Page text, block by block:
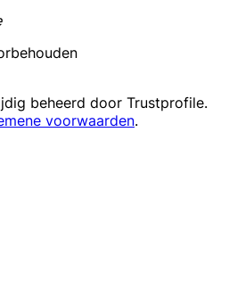
beheerd door Trustprofile.
voorwaarden.